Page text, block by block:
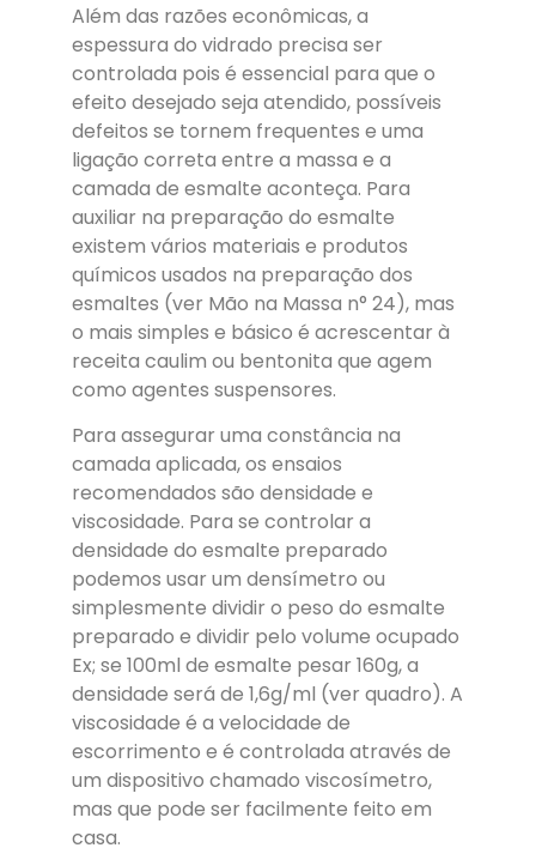
Além das razões econômicas, a
espessura do vidrado precisa ser
controlada pois é essencial para que o
efeito desejado seja atendido, possíveis
defeitos se tornem frequentes e uma
ligação correta entre a massa e a
camada de esmalte aconteça. Para
auxiliar na preparação do esmalte
existem vários materiais e produtos
químicos usados na preparação dos
esmaltes (ver Mão na Massa n° 24), mas
o mais simples e básico é acrescentar à
receita caulim ou bentonita que agem
como agentes suspensores.
Para assegurar uma constância na
camada aplicada, os ensaios
recomendados são densidade e
viscosidade. Para se controlar a
densidade do esmalte preparado
podemos usar um densímetro ou
simplesmente dividir o peso do esmalte
preparado e dividir pelo volume ocupado
Ex; se 100ml de esmalte pesar 160g, a
densidade será de 1,6g/ml (ver quadro). A
viscosidade é a velocidade de
escorrimento e é controlada através de
um dispositivo chamado viscosímetro,
mas que pode ser facilmente feito em
casa.